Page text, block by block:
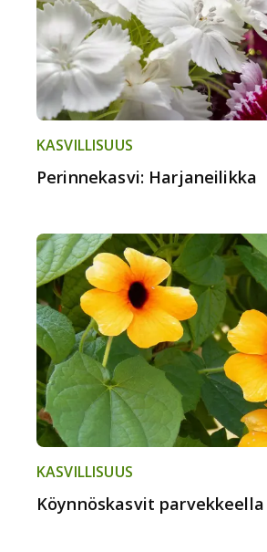
KASVILLISUUS
Perinnekasvi: Harjaneilikka
KASVILLISUUS
Köynnöskasvit parvekkeella